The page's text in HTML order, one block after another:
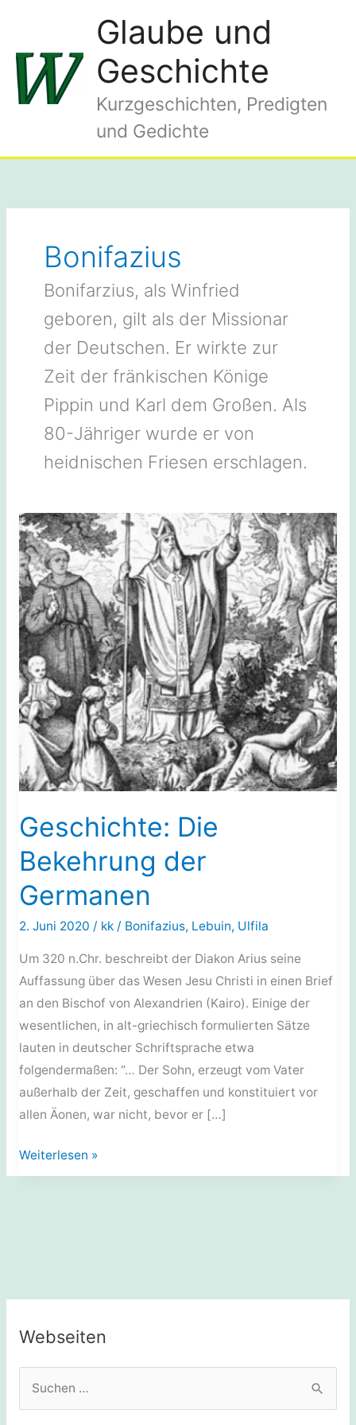
springen
Glaube und
Geschichte
Kurzgeschichten, Predigten
und Gedichte
Bonifazius
Bonifarzius, als Winfried
geboren, gilt als der Missionar
der Deutschen. Er wirkte zur
Zeit der fränkischen Könige
Pippin und Karl dem Großen. Als
80-Jähriger wurde er von
heidnischen Friesen erschlagen.
Geschichte: Die
Bekehrung der
Germanen
2. Juni 2020 / kk / Bonifazius, Lebuin, Ulfila
Um 320 n.Chr. beschreibt der Diakon Arius seine
Auffassung über das Wesen Jesu Christi in einen Brief
an den Bischof von Alexandrien (Kairo). Einige der
wesentlichen, in alt-griechisch formulierten Sätze
lauten in deutscher Schriftsprache etwa
folgendermaßen: “… Der Sohn, erzeugt vom Vater
außerhalb der Zeit, geschaffen und konstituiert vor
allen Äonen, war nicht, bevor er […]
Geschichte:
Die
Weiterlesen »
Webseiten